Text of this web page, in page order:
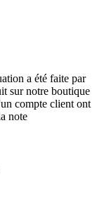
a été faite par
sur notre boutique
compte client ont
note